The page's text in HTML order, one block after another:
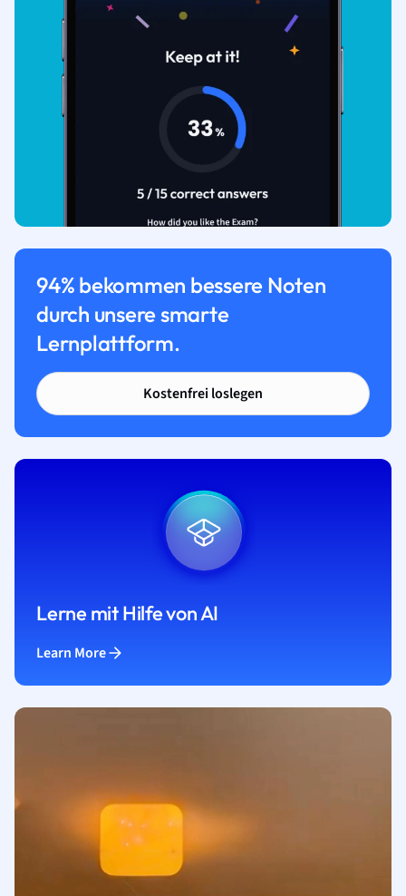
94% bekommen bessere Noten
durch unsere smarte
Lernplattform.
Kostenfrei loslegen
Lerne mit Hilfe von AI
Learn More